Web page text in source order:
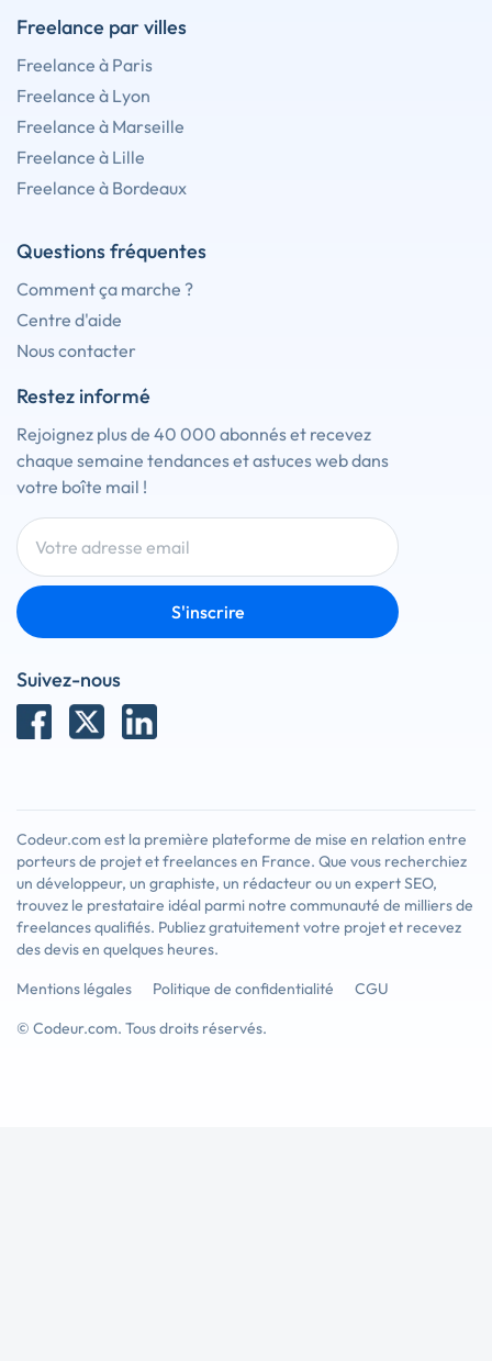
Freelance par villes
Freelance à Paris
Freelance à Lyon
Freelance à Marseille
Freelance à Lille
Freelance à Bordeaux
Questions fréquentes
Comment ça marche ?
Centre d'aide
Nous contacter
Restez informé
Rejoignez plus de 40 000 abonnés et recevez
chaque semaine tendances et astuces web dans
votre boîte mail !
S'inscrire
Suivez-nous
Codeur.com est la première plateforme de mise en relation entre
porteurs de projet et freelances en France. Que vous recherchiez
un développeur, un graphiste, un rédacteur ou un expert SEO,
trouvez le prestataire idéal parmi notre communauté de milliers de
freelances qualifiés. Publiez gratuitement votre projet et recevez
des devis en quelques heures.
Mentions légales
Politique de confidentialité
CGU
© Codeur.com. Tous droits réservés.